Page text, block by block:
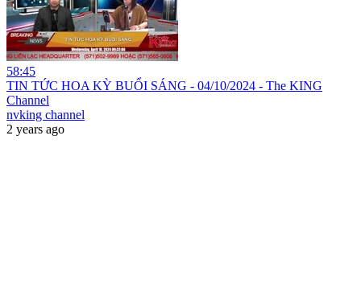
58:45
TIN TỨC HOA KỲ BUỔI SÁNG - 04/10/2024 - The KING
Channel
nvking channel
2 years ago